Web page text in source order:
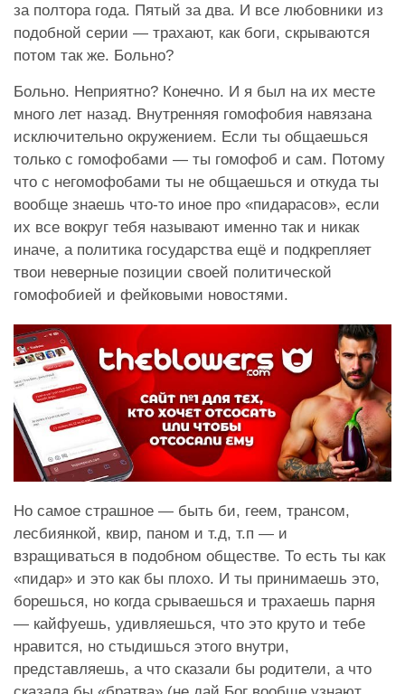
за полтора года. Пятый за два. И все любовники из
подобной серии — трахают, как боги, скрываются
потом так же. Больно?
Больно. Неприятно? Конечно. И я был на их месте
много лет назад. Внутренняя гомофобия навязана
исключительно окружением. Если ты общаешься
только с гомофобами — ты гомофоб и сам. Потому
что с негомофобами ты не общаешься и откуда ты
вообще знаешь что-то иное про «пидарасов», если
их все вокруг тебя называют именно так и никак
иначе, а политика государства ещё и подкрепляет
твои неверные позиции своей политической
гомофобией и фейковыми новостями.
Но самое страшное — быть би, геем, трансом,
лесбиянкой, квир, паном и т.д, т.п — и
взращиваться в подобном обществе. То есть ты как
«пидар» и это как бы плохо. И ты принимаешь это,
борешься, но когда срываешься и трахаешь парня
— кайфуешь, удивляешься, что это круто и тебе
нравится, но стыдишься этого внутри,
представляешь, а что сказали бы родители, а что